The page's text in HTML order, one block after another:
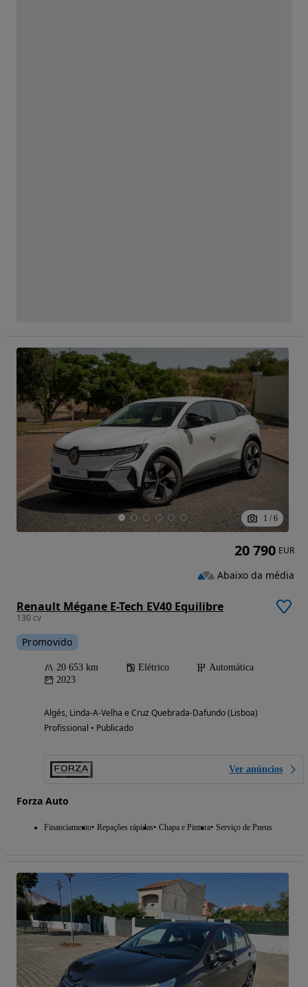
1 / 6
Renault Mégane E-Tech EV40 Equilibre
130 cv
Promovido
20 653 km Elétrico
Automática
2023
Algés, Linda-A-Velha e Cruz Quebrada-Dafundo (Lisboa)
Profissional • Publicado
Ver anúncios
Forza Auto
Financiamento Repações rápidas Chapa e Pintura Serviço de Pneus
20 790 EUR
Abaixo da média